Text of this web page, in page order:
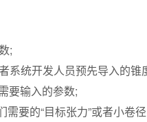
;
统开发人员预先导入的锥
要输入的参数;
要的“目标张力”或者小卷径